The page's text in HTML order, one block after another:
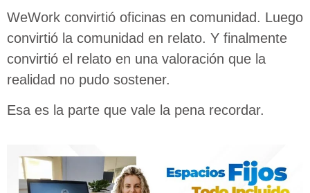
WeWork convirtió oficinas en comunidad. Luego
convirtió la comunidad en relato. Y finalmente
convirtió el relato en una valoración que la
realidad no pudo sostener.
Esa es la parte que vale la pena recordar.